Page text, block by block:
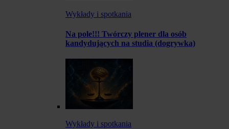
Wykłady i spotkania
Na pole!!! Twórczy plener dla osób
kandydujących na studia (dogrywka)
Wykłady i spotkania